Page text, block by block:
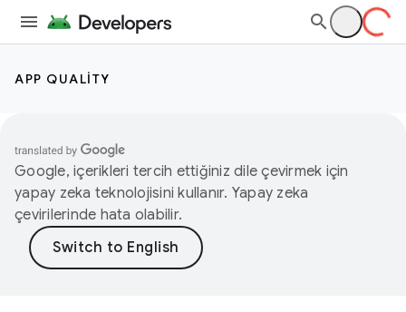
APP QUALITY
Google, içerikleri tercih ettiğiniz dile çevirmek için
yapay zeka teknolojisini kullanır. Yapay zeka
çevirilerinde hata olabilir.